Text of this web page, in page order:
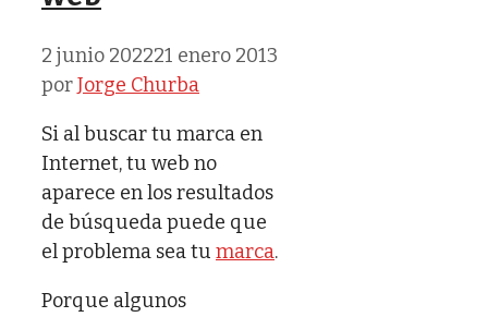
2 junio 202221 enero 2013
porJorge Churba
Si al buscar tu marca en
Internet, tu web no
aparece en los resultados
de búsqueda puede que
el problema sea tu marca.
Porque algunos